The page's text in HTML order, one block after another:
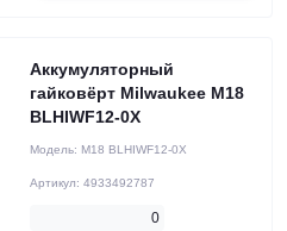
Аккумуляторный
гайковёрт Milwaukee M18
BLHIWF12-0X
Модель: M18 BLHIWF12-0X
Артикул: 4933492787
0